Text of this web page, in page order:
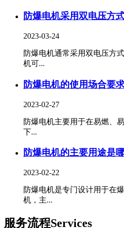
防爆电机采用双电压方
2023-03-24
防爆电机通常采用双电压方
机可...
防爆电机的使用场合要
2023-02-27
防爆电机主要用于在易燃、
下...
防爆电机的主要用途是
2023-02-22
防爆电机是专门设计用于在
机，主...
服务流程Services